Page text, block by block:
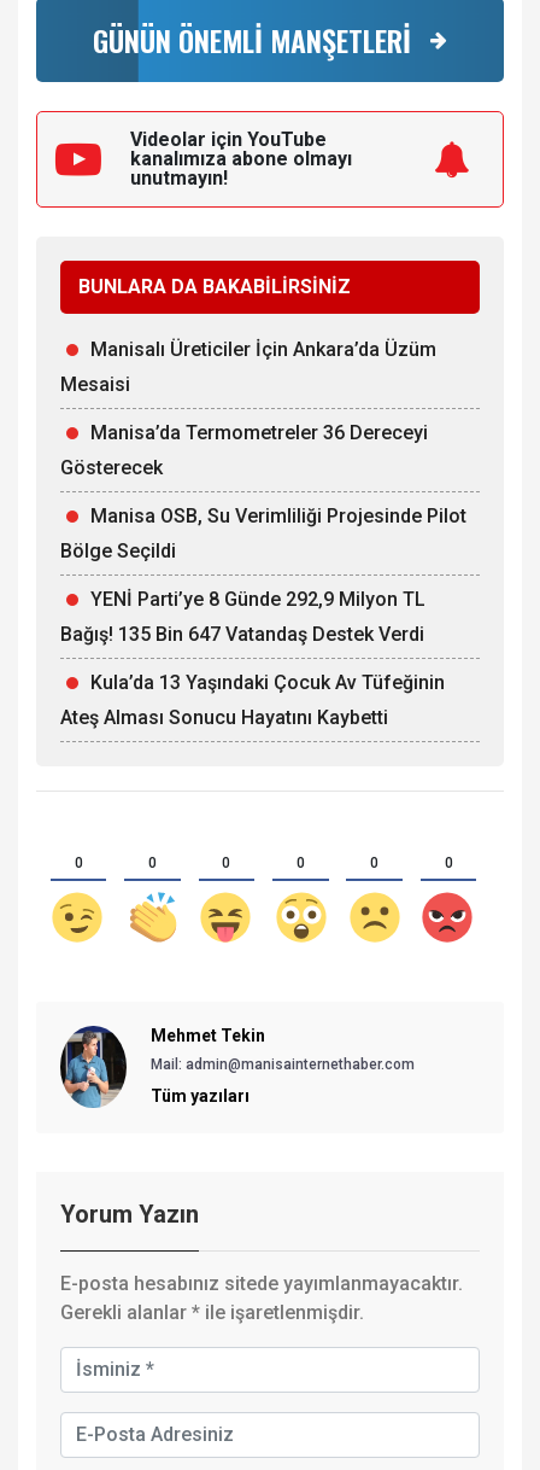
GÜNÜN ÖNEMLİ MANŞETLERİ
Videolar için YouTube
kanalımıza abone olmayı
unutmayın!
BUNLARA DA BAKABİLİRSİNİZ
Manisalı Üreticiler İçin Ankara’da Üzüm
Mesaisi
Manisa’da Termometreler 36 Dereceyi
Gösterecek
Manisa OSB, Su Verimliliği Projesinde Pilot
Bölge Seçildi
YENİ Parti’ye 8 Günde 292,9 Milyon TL
Bağış! 135 Bin 647 Vatandaş Destek Verdi
Kula’da 13 Yaşındaki Çocuk Av Tüfeğinin
Ateş Alması Sonucu Hayatını Kaybetti
0 0 0 0 0 0
Mehmet Tekin
Mail: admin@manisainternethaber.com
Tüm yazıları
Yorum Yazın
E-posta hesabınız sitede yayımlanmayacaktır.
Gerekli alanlar * ile işaretlenmişdir.